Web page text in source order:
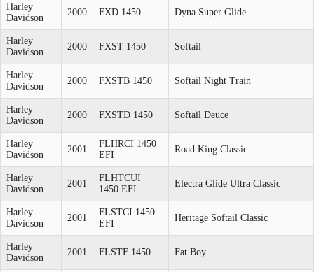
Harley
Davidson
2000 FXD 1450 Dyna Super Glide
Harley
Davidson
2000 FXST 1450 Softail
Harley
Davidson
2000 FXSTB 1450 Softail Night Train
Harley
Davidson
2000 FXSTD 1450 Softail Deuce
Harley
Davidson
2001
FLHRCI 1450
EFI
Road King Classic
Harley
Davidson
2001
FLHTCUI
1450 EFI
Electra Glide Ultra Classic
Harley
Davidson
2001
FLSTCI 1450
EFI
Heritage Softail Classic
Harley
Davidson
2001 FLSTF 1450 Fat Boy